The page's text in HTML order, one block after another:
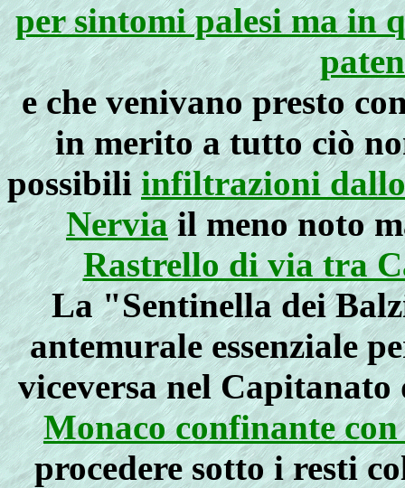
per sintomi palesi ma in
e che venivano presto
in merito a tutto ciò
possibiliinfiltrazioni dallo
Nerviail meno noto
Rastrello di via tra
La "Sentinella dei
antemurale essenziale
viceversa nel
Monaco confinante
procedere sotto i resti